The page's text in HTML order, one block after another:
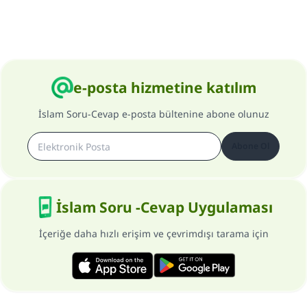
e-posta hizmetine katılım
İslam Soru-Cevap e-posta bültenine abone olunuz
İslam Soru -Cevap Uygulaması
İçeriğe daha hızlı erişim ve çevrimdışı tarama için